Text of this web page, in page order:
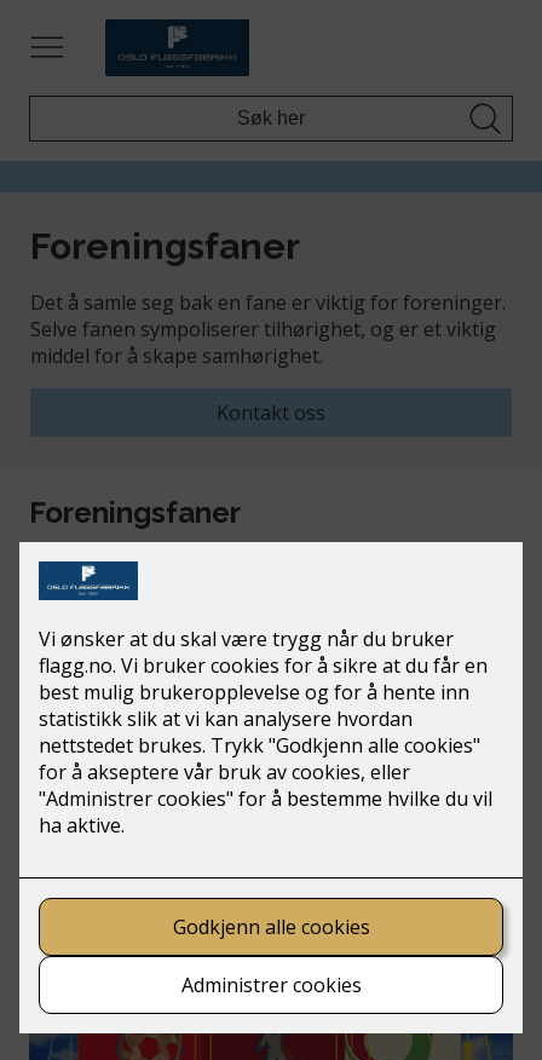
Foreningsfaner
Det å samle seg bak en fane er viktig for foreninger.
Selve fanen sympoliserer tilhørighet, og er et viktig
middel for å skape samhørighet.
Kontakt oss
Foreningsfaner
Oslo Flaggfabrikk produserer kvalitetsfaner til
foreninger, og syr, trykker eller broderer fanene. En
fane er et forseggjort verk, som gjerne skal brukes i
flere år fremover. Vi bruker derfor kun
kvalitetsmaterialer i produksjonen.
Spør oss gjerne om råd eller designhjelp. Har dere en
gammel fane som trengs å lages på nytt?